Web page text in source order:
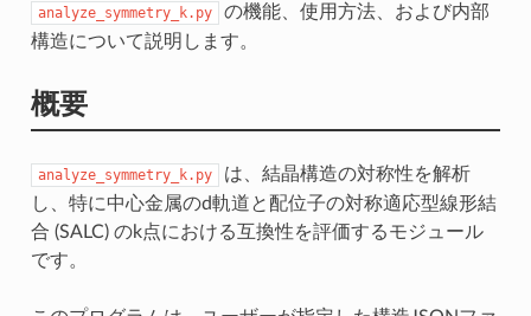
analyze_symmetry_k.py
の機能、使用方法、および内部
構造について説明します。
概要
analyze_symmetry_k.py
は、結晶構造の対称性を解析
し、特に中心金属のd軌道と配位子の対称適応型線形結
合 (SALC) のk点における互換性を評価するモジュール
です。